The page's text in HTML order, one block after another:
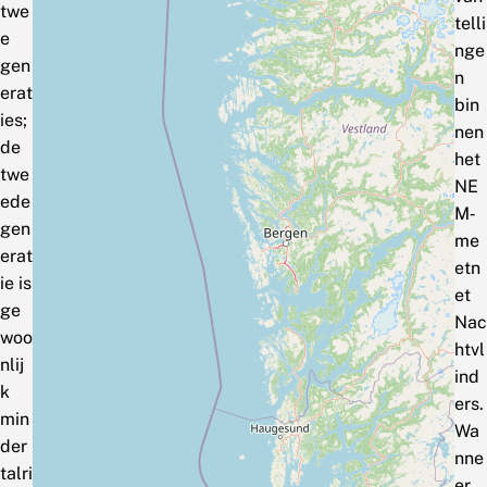
twe
e
gen
erat
ies;
de
twe
ede
gen
erat
ie is
ge
woo
nlij
k
min
der
talri
telli
nge
n
bin
nen
het
NE
M‑
me
etn
et
Nac
htvl
ind
ers.
Wa
nne